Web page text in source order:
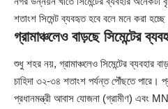
শতাংশ সিমেন্ট ব্যবহৃত হবে বলে মনে করা
গ্রামাঞ্চলেও বাড়ছে সিমেন্টের
শুধু শহর নয়, গ্রামাঞ্চলেও সিমেন্টের ব্যবহার
চাহিদা ৩২-৩৪ শতাংশ পর্যন্ত পৌঁছতে পারে।
প্রধানমন্ত্রী আবাস যোজনা (গ্রামীণ) এবং